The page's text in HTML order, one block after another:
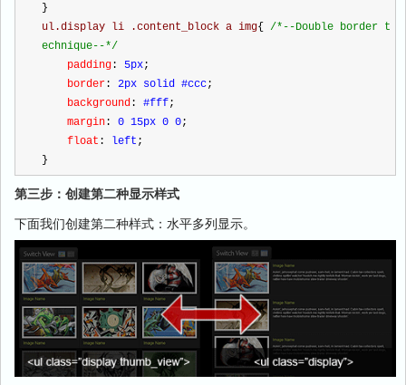
}
ul.display li .content_block a img{ /* --Double border t
echnique--*/
    padding
: 5px;
    border
: 2px solid #ccc;
    background
: #fff;
    margin
: 0 15px 0 0;
    float
: left ;
}
第三步：创建第二种显示样式
下面我们创建第二种样式：水平多列显示。